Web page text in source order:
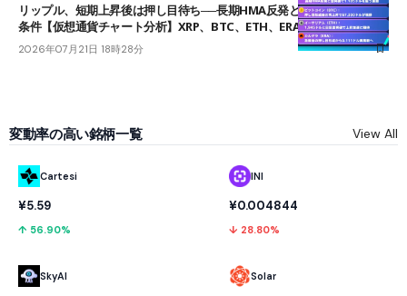
リップル、短期上昇後は押し目待ち──長期HMA反発と雲上抜けが買い
条件【仮想通貨チャート分析】XRP、BTC、ETH、ERA
2026年07月21日 18時28分
変動率の高い銘柄一覧 View All
Cartesi
¥5.59
↑ 56.90%
SkyAI
INI
¥0.004844
↓ 28.80%
Solar